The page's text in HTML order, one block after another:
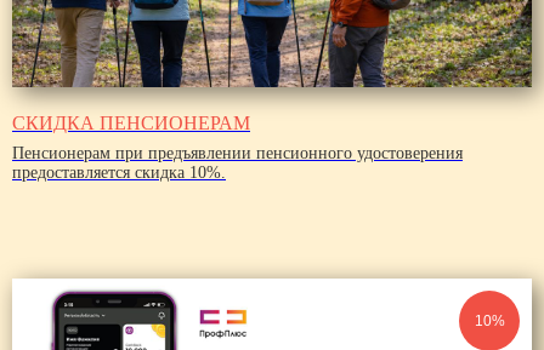
СКИДКА ПЕНСИОНЕРАМ
Пенсионерам при предъявлении пенсионного удостоверения
предоставляется скидка 10%.
10%